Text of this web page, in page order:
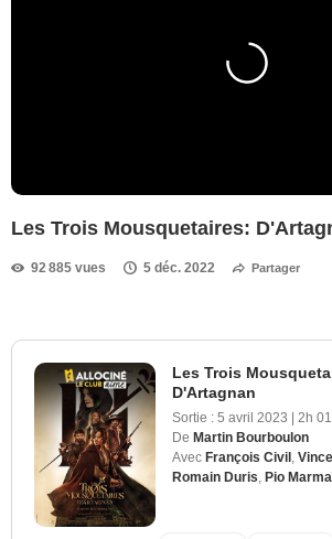
Les Trois Mousquetaires:
92 885 vues 5 déc. 2022 Partager
Les Trois
D'Artagnan
Sortie : 5 avril 2023 | 2h
De Martin Bourboulon
Avec François Civil
Romain Duris Pio